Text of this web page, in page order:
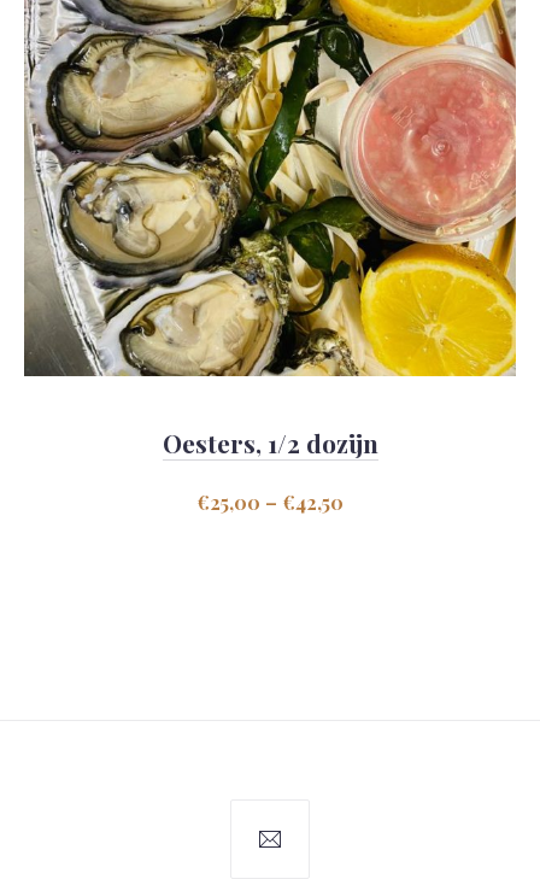
Oesters, 1/2 dozijn
€25,00 – €42,50